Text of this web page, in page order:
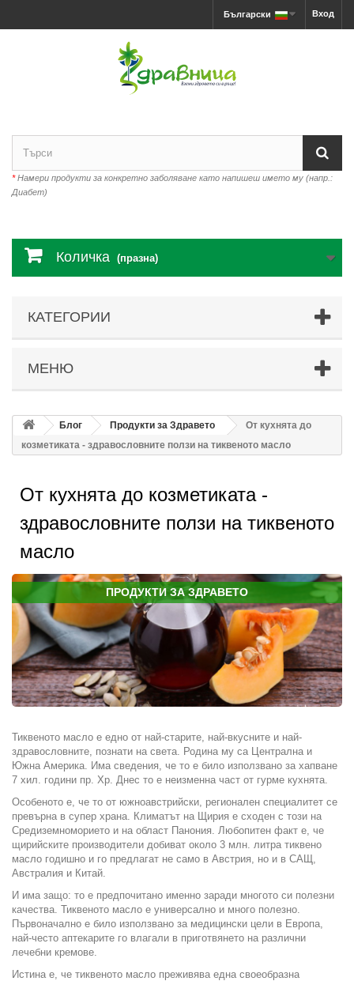
Вход
Български
*Намери продукти за конкретно заболяване като напишеш името му (напр.:
Диабет)
Количка (празна)
КАТЕГОРИИ
МЕНЮ
Блог Продукти за Здравето
От кухнята до
козметиката - здравословните ползи на тиквеното масло
От кухнята до козметиката -
здравословните ползи на тиквеното
масло
ПРОДУКТИ ЗА ЗДРАВЕТО
Тиквеното масло е едно от най-старите, най-вкусните и най-
здравословните, познати на света. Родина му са Централна и
Южна Америка. Има сведения, че то е било използвано за хапване
7 хил. години пр. Хр. Днес то е неизменна част от гурме кухнята.
Особеното е, че то от южноавстрийски, регионален специалитет се
превърна в супер храна. Климатът на Щирия е сходен с този на
Средиземноморието и на област Панония. Любопитен факт е, че
щирийските производители добиват около 3 млн. литра тиквено
масло годишно и го предлагат не само в Австрия, но и в САЩ,
Австралия и Китай.
И има защо: то е предпочитано именно заради многото си полезни
качества. Тиквеното масло е универсално и много полезно.
Първоначално е било използвано за медицински цели в Европа,
най-често аптекарите го влагали в приготвянето на различни
лечебни кремове.
Истина е, че тиквеното масло преживява една своеобразна